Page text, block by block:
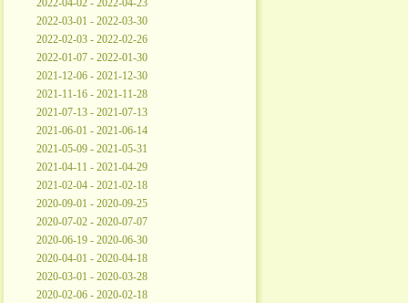
2022-04-02 - 2022-04-23
2022-03-01 - 2022-03-30
2022-02-03 - 2022-02-26
2022-01-07 - 2022-01-30
2021-12-06 - 2021-12-30
2021-11-16 - 2021-11-28
2021-07-13 - 2021-07-13
2021-06-01 - 2021-06-14
2021-05-09 - 2021-05-31
2021-04-11 - 2021-04-29
2021-02-04 - 2021-02-18
2020-09-01 - 2020-09-25
2020-07-02 - 2020-07-07
2020-06-19 - 2020-06-30
2020-04-01 - 2020-04-18
2020-03-01 - 2020-03-28
2020-02-06 - 2020-02-18